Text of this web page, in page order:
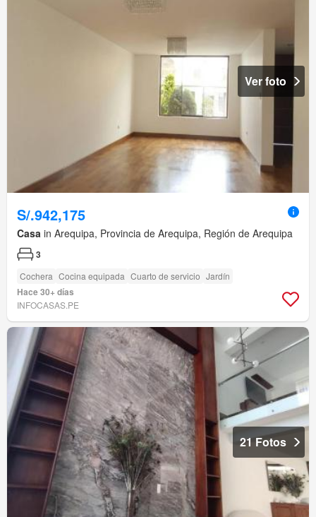
Ver foto
S/.942,175
Casa in Arequipa, Provincia de Arequipa, Región de Arequipa
3
Cochera Cocina equipada Cuarto de servicio Jardín
Hace 30+ días
INFOCASAS.PE
21 Fotos